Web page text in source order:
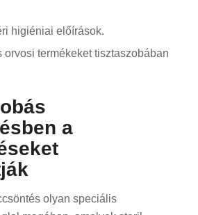
higiéniai előírások.
orvosi termékeket tisztaszobában
a
olyan speciális